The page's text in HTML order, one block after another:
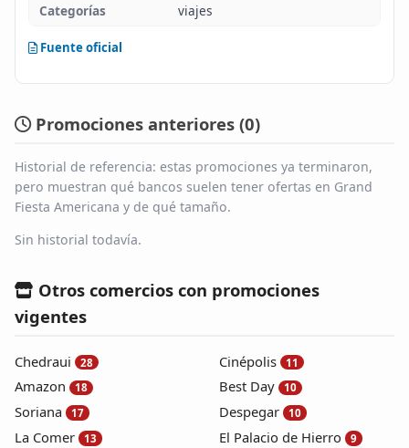
Categorías
viajes
Fuente oficial
Promociones anteriores (0)
Historial de referencia: estas promociones ya terminaron,
pero muestran qué bancos suelen tener ofertas en Grand
Fiesta Americana y de qué tamaño.
Sin historial todavía.
Otros comercios con promociones
vigentes
Chedraui 28
Amazon 18
Soriana 17
La Comer 13
Cinépolis 11
Best Day 10
Despegar 10
El Palacio de Hierro 9